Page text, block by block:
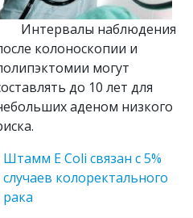
Интервалы наблюдения
колоноскопии и
могут
до 10 лет для
аденом низкого
Штамм E Coli связан с 5%
случаев колоректального
рака